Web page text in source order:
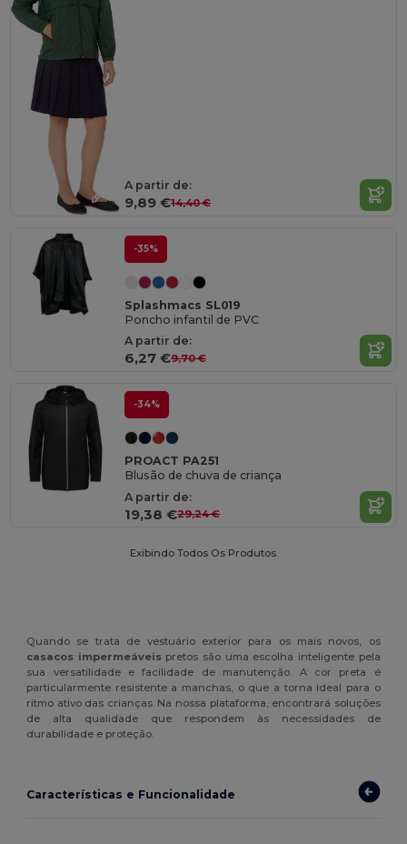
A partir de:
9,89 €14,40 €
-35%
Splashmacs SL019
Poncho infantil de PVC
A partir de:
6,27 €9,70 €
-34%
PROACT PA251
Blusão de chuva de criança
A partir de:
19,38 €29,24 €
Exibindo Todos Os Produtos.
Quando se trata de vestuário exterior para os mais novos, os
casacos impermeáveispretos são uma escolha inteligente pela
sua versatilidade e facilidade de manutenção. A cor preta é
particularmente resistente a manchas, o que a torna ideal para o
ritmo ativo das crianças. Na nossa plataforma, encontrará soluções
de alta qualidade que respondem às necessidades de
durabilidade e proteção.
Características e Funcionalidade